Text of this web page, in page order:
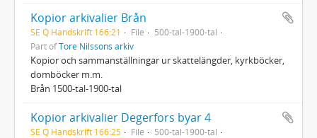
Kopior arkivalier Brån
SE Q Handskrift 166:21 File
500-tal-1900-tal
Part ofTore Nilssons arkiv
Kopior och sammanställningar ur skattelängder, kyrkböcker,
domböcker m.m.
Brån 1500-tal-1900-tal
Kopior arkivalier Degerfors byar 4
SE Q Handskrift 166:25 File
500-tal-1900-tal